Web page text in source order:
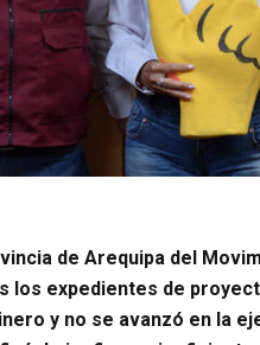
de Arequipa del
los expedientes de
y no se avanzó en la